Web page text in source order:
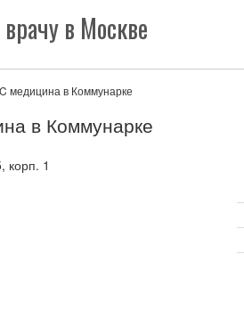
в Москве
медицина в Коммунарке
в Коммунарке
корп. 1